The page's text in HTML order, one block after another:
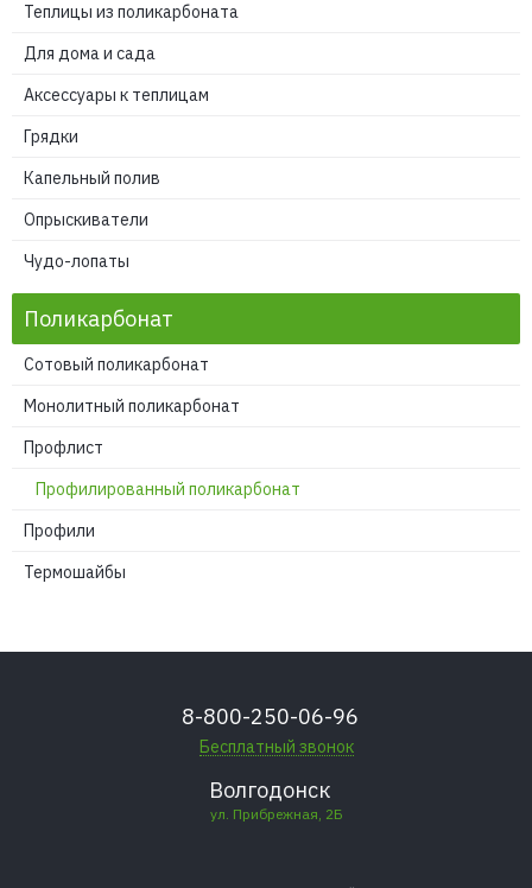
Теплицы из поликарбоната
Для дома и сада
Аксессуары к теплицам
Грядки
Капельный полив
Опрыскиватели
Чудо-лопаты
Поликарбонат
Сотовый поликарбонат
Монолитный поликарбонат
Профлист
Профилированный поликарбонат
Профили
Термошайбы
8-800-250-06-96
Бесплатный звонок
Волгодонск
ул. Прибрежная, 2Б